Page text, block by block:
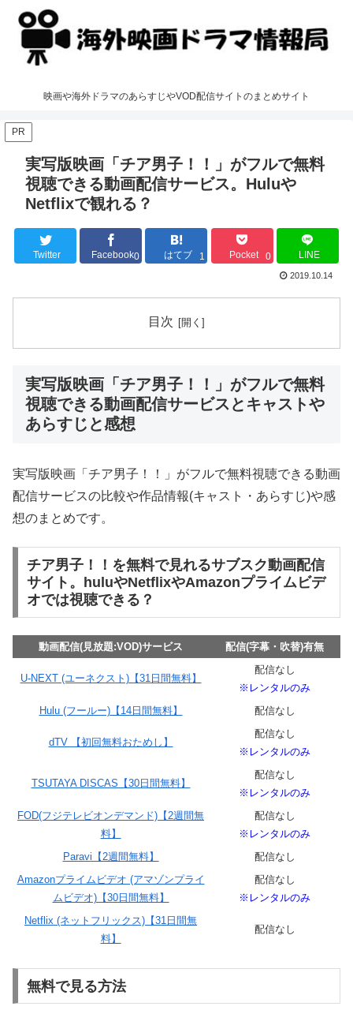
映画や海外ドラマのあらすじやVOD配信サイトのまとめサイト
PR
実写版映画「チア男子！！」がフルで無料
視聴できる動画配信サービス。Huluや
Netflixで観れる？
Twitter Facebook0 はてブ 1 Pocket 0 LINE
2019.10.14
目次
実写版映画「チア男子！！」がフルで無料
視聴できる動画配信サービスとキャストや
あらすじと感想
実写版映画「チア男子！！」がフルで無料視聴できる動画
配信サービスの比較や作品情報(キャスト・あらすじ)や感
想のまとめです。
チア男子！！を無料で見れるサブスク動画配信
サイト。huluやNetflixやAmazonプライムビデ
オでは視聴できる？
動画配信(見放題:VOD)サービス 配信(字幕・吹替)有無
U-NEXT (ユーネクスト)【31日間無料】
配信なし
※レンタルのみ
Hulu (フールー)【14日間無料】
配信なし
dTV 【初回無料おためし】
配信なし
※レンタルのみ
TSUTAYA DISCAS【30日間無料】
配信なし
※レンタルのみ
FOD(フジテレビオンデマンド)【2週間無
料】
配信なし
※レンタルのみ
Paravi【2週間無料】
配信なし
Amazonプライムビデオ (アマゾンプライ
ムビデオ)【30日間無料】
配信なし
※レンタルのみ
Netflix (ネットフリックス)【31日間無
料】
配信なし
無料で見る方法